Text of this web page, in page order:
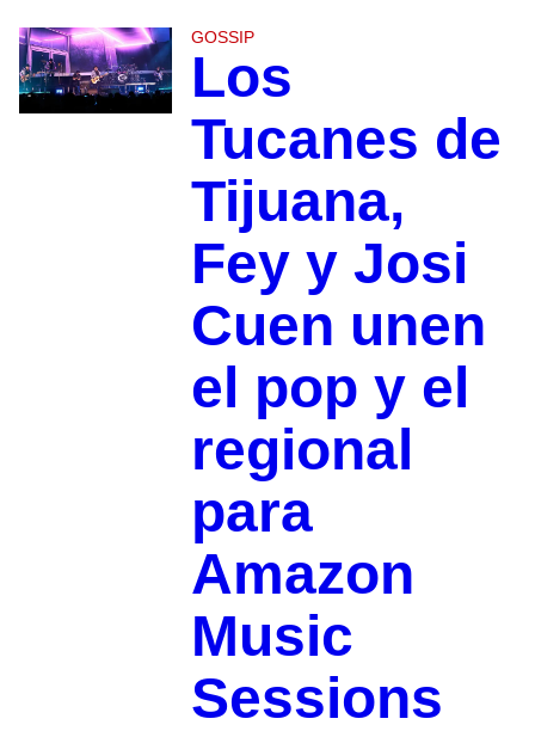
GOSSIP
Los
Tucanes de
Tijuana,
Fey y Josi
Cuen unen
el pop y el
regional
para
Amazon
Music
Sessions